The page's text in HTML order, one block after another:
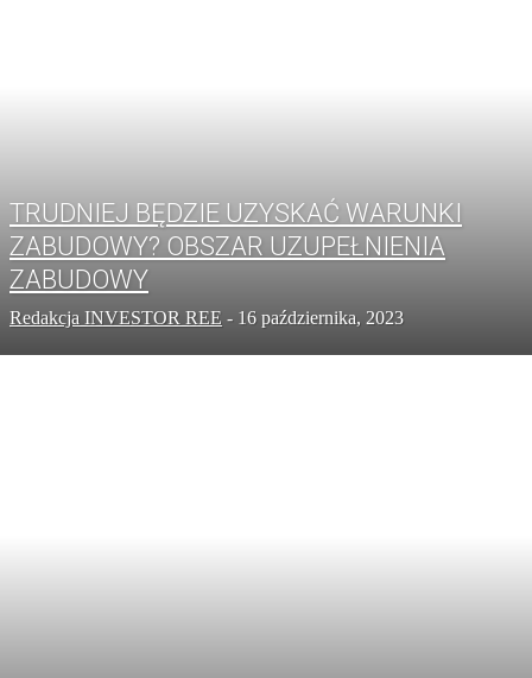
TRUDNIEJ BĘDZIE UZYSKAĆ WARUNKI
ZABUDOWY? OBSZAR UZUPEŁNIENIA
ZABUDOWY
Redakcja INVESTOR REE - 16 października, 2023